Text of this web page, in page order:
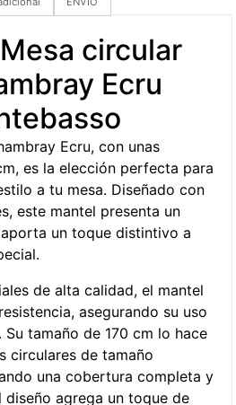
circular
Ecru
Ecru, con unas
es la elección perfecta para
a tu mesa. Diseñado con
este mantel presenta un
un toque distintivo a
de alta calidad, el mantel
asegurando su uso
tamaño de 170 cm lo hace
circulares de tamaño
una cobertura completa y
agrega un toque de